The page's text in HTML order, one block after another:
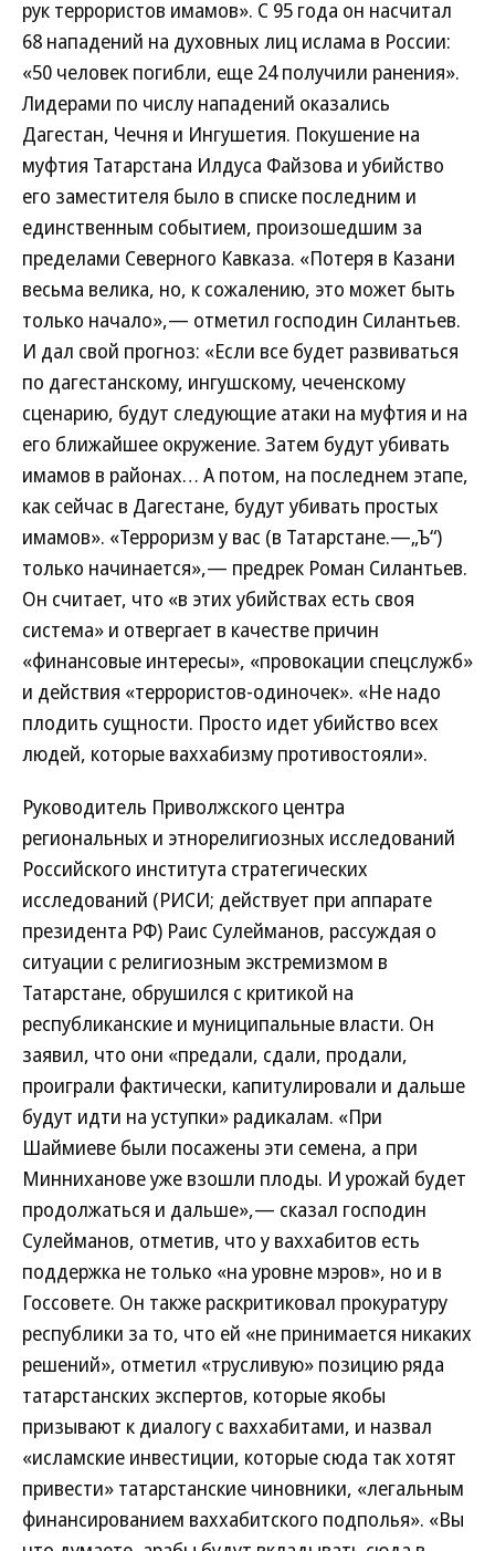
рук террористов имамов». С 95 года он насчитал
68 нападений на духовных лиц ислама в России:
«50 человек погибли, еще 24 получили ранения».
Лидерами по числу нападений оказались
Дагестан, Чечня и Ингушетия. Покушение на
муфтия Татарстана Илдуса Файзова и убийство
его заместителя было в списке последним и
единственным событием, произошедшим за
пределами Северного Кавказа. «Потеря в Казани
весьма велика, но, к сожалению, это может быть
только начало»,— отметил господин Силантьев.
И дал свой прогноз: «Если все будет развиваться
по дагестанскому, ингушскому, чеченскому
сценарию, будут следующие атаки на муфтия и на
его ближайшее окружение. Затем будут убивать
имамов в районах… А потом, на последнем этапе,
как сейчас в Дагестане, будут убивать простых
имамов». «Терроризм у вас (в Татарстане.—„Ъ“)
только начинается»,— предрек Роман Силантьев.
Он считает, что «в этих убийствах есть своя
система» и отвергает в качестве причин
«финансовые интересы», «провокации спецслужб»
и действия «террористов-одиночек». «Не надо
плодить сущности. Просто идет убийство всех
людей, которые ваххабизму противостояли».
Руководитель Приволжского центра
региональных и этнорелигиозных исследований
Российского института стратегических
исследований (РИСИ; действует при аппарате
президента РФ) Раис Сулейманов, рассуждая о
ситуации с религиозным экстремизмом в
Татарстане, обрушился с критикой на
республиканские и муниципальные власти. Он
заявил, что они «предали, сдали, продали,
проиграли фактически, капитулировали и дальше
будут идти на уступки» радикалам. «При
Шаймиеве были посажены эти семена, а при
Минниханове уже взошли плоды. И урожай будет
продолжаться и дальше»,— сказал господин
Сулейманов, отметив, что у ваххабитов есть
поддержка не только «на уровне мэров», но и в
Госсовете. Он также раскритиковал прокуратуру
республики за то, что ей «не принимается никаких
решений», отметил «трусливую» позицию ряда
татарстанских экспертов, которые якобы
призывают к диалогу с ваххабитами, и назвал
«исламские инвестиции, которые сюда так хотят
привести» татарстанские чиновники, «легальным
финансированием ваххабитского подполья». «Вы